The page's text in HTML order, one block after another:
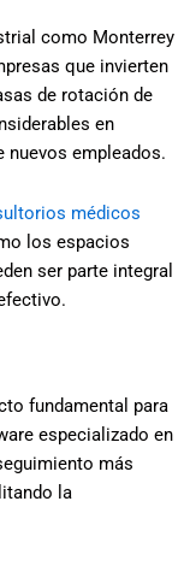
como Monterrey
que invierten
de rotación de
en
nuevos empleados.
médicos
los espacios
ser parte integral
fundamental para
especializado en
más
la